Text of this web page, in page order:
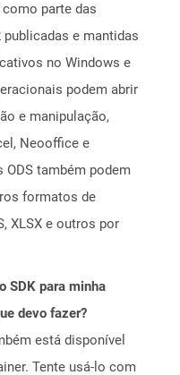
parte das
e mantidas
no Windows e
podem abrir
e manipulação,
Neooffice e
ODS também podem
formatos de
XLSX e outros por
SDK para minha
devo fazer?
está disponível
Tente usá-lo com